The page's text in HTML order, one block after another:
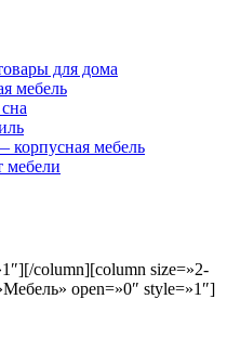
для дома
мебель
мебель
мебели
[/column][column size=»2-
open=»0″ style=»1″]